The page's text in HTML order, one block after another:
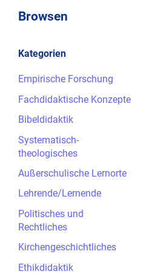
Browsen
Kategorien
Empirische Forschung
Fachdidaktische Konzepte
Bibeldidaktik
Systematisch-
theologisches
Außerschulische Lernorte
Lehrende/Lernende
Politisches und
Rechtliches
Kirchengeschichtliches
Ethikdidaktik